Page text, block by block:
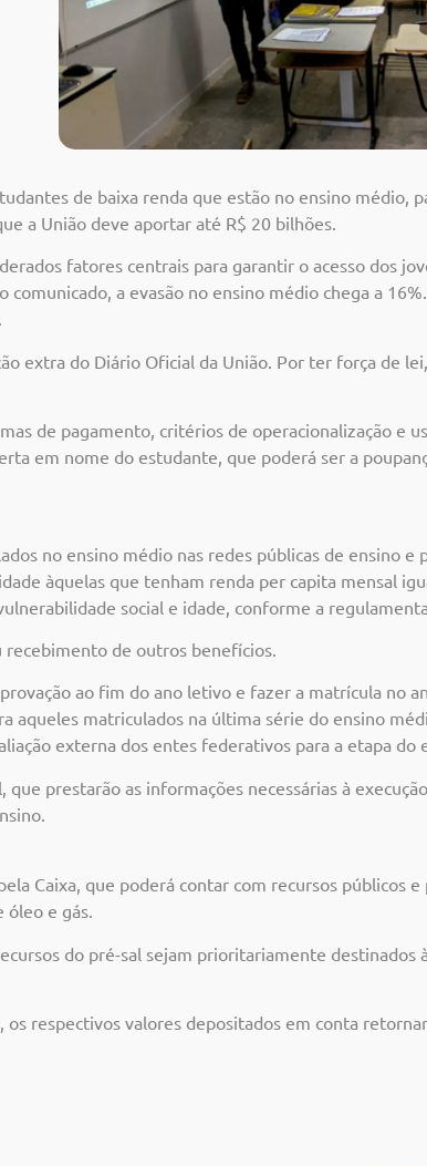
de baixa renda que estão no ensino médio,
a União deve aportar até R$ 20 bilhões.
fatores centrais para garantir o acesso dos
a evasão no ensino médio chega a
extra do Diário Oficial da União. Por ter força de
de pagamento, critérios de operacionalização e
em nome do estudante, que poderá ser a
no ensino médio nas redes públicas de ensino
àquelas que tenham renda per capita mensal
social e idade, conforme a
recebimento de outros benefícios.
ao fim do ano letivo e fazer a matrícula no
aqueles matriculados na última série do ensino
externa dos entes federativos para a etapa do
prestarão as informações necessárias à
Caixa, que poderá contar com recursos públicos
óleo e gás.
do pré-sal sejam prioritariamente destinados
respectivos valores depositados em conta